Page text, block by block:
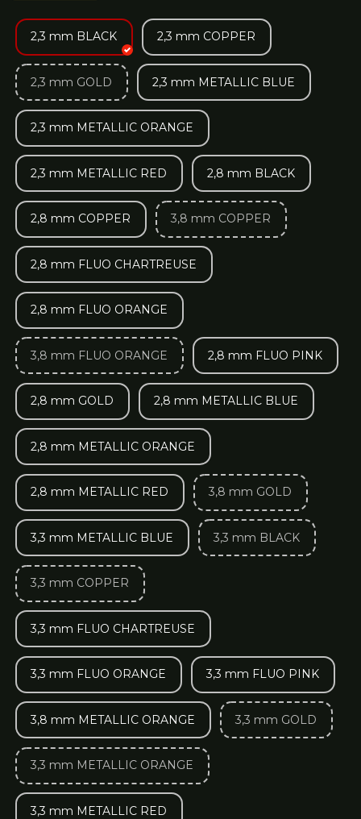
2,3 mm BLACK 2,3 mm COPPER
2,3 mm GOLD 2,3 mm METALLIC BLUE
2,3 mm METALLIC ORANGE
2,3 mm METALLIC RED 2,8 mm BLACK
2,8 mm COPPER 3,8 mm COPPER
2,8 mm FLUO CHARTREUSE
2,8 mm FLUO ORANGE
3,8 mm FLUO ORANGE 2,8 mm FLUO PINK
2,8 mm GOLD 2,8 mm METALLIC BLUE
2,8 mm METALLIC ORANGE
2,8 mm METALLIC RED 3,8 mm GOLD
3,3 mm METALLIC BLUE 3,3 mm BLACK
3,3 mm COPPER
3,3 mm FLUO CHARTREUSE
3,3 mm FLUO ORANGE 3,3 mm FLUO PINK
3,8 mm METALLIC ORANGE 3,3 mm GOLD
3,3 mm METALLIC ORANGE
3,3 mm METALLIC RED